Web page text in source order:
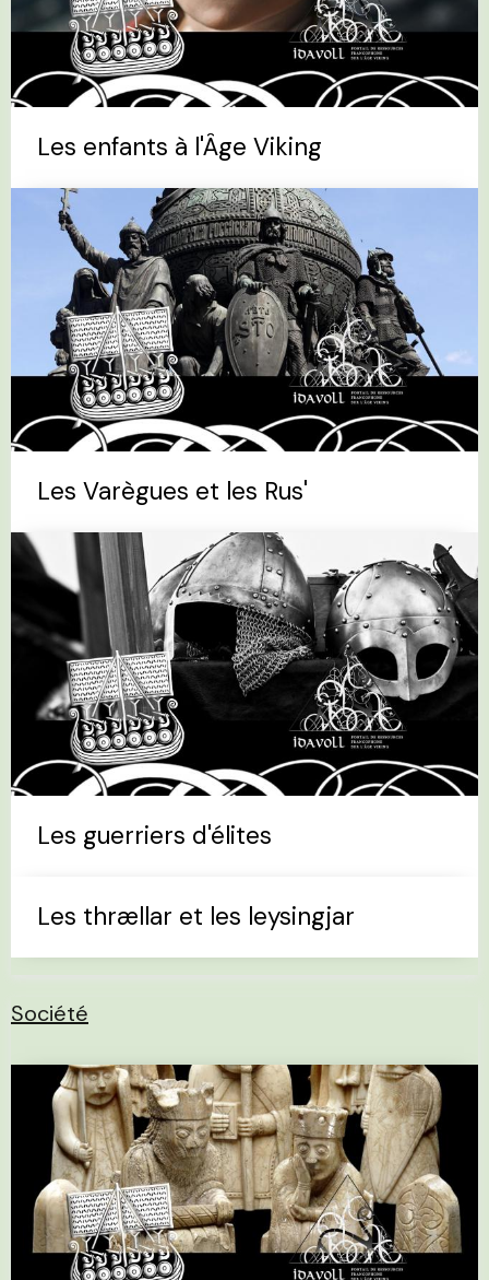
Les enfants à l'Âge Viking
Les Varègues et les Rus'
Les guerriers d'élites
Les thrællar et les leysingjar
Société